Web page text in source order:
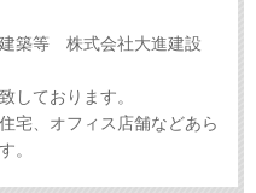
築等 株式会社大進建設
しております。
宅、オフィス店舗などあら
。